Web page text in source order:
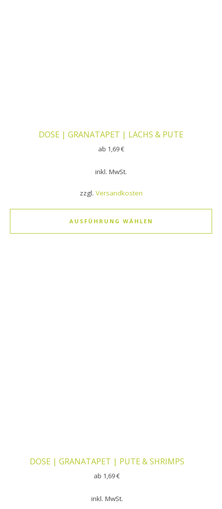
DOSE | GRANATAPET | LACHS & PUTE
ab 1,69€
inkl. MwSt.
zzgl. Versandkosten
AUSFÜHRUNG WÄHLEN
DOSE | GRANATAPET | PUTE & SHRIMPS
ab 1,69€
inkl. MwSt.